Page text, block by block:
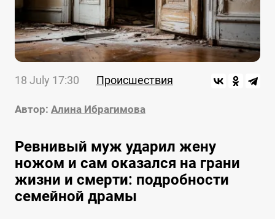
18 July 17:30 Происшествия
Автор: Алина Ибрагимова
Ревнивый муж ударил жену
ножом и сам оказался на грани
жизни и смерти: подробности
семейной драмы